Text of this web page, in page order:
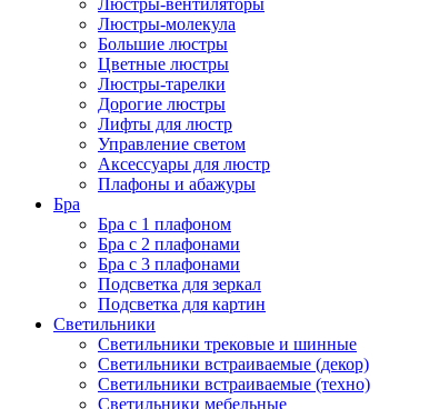
Люстры-вентиляторы
Люстры-молекула
Большие люстры
Цветные люстры
Люстры-тарелки
Дорогие люстры
Лифты для люстр
Управление светом
Аксессуары для люстр
Плафоны и абажуры
Бра
Бра с 1 плафоном
Бра с 2 плафонами
Бра с 3 плафонами
Подсветка для зеркал
Подсветка для картин
Светильники
Светильники трековые и шинные
Светильники встраиваемые (декор)
Светильники встраиваемые (техно)
Светильники мебельные